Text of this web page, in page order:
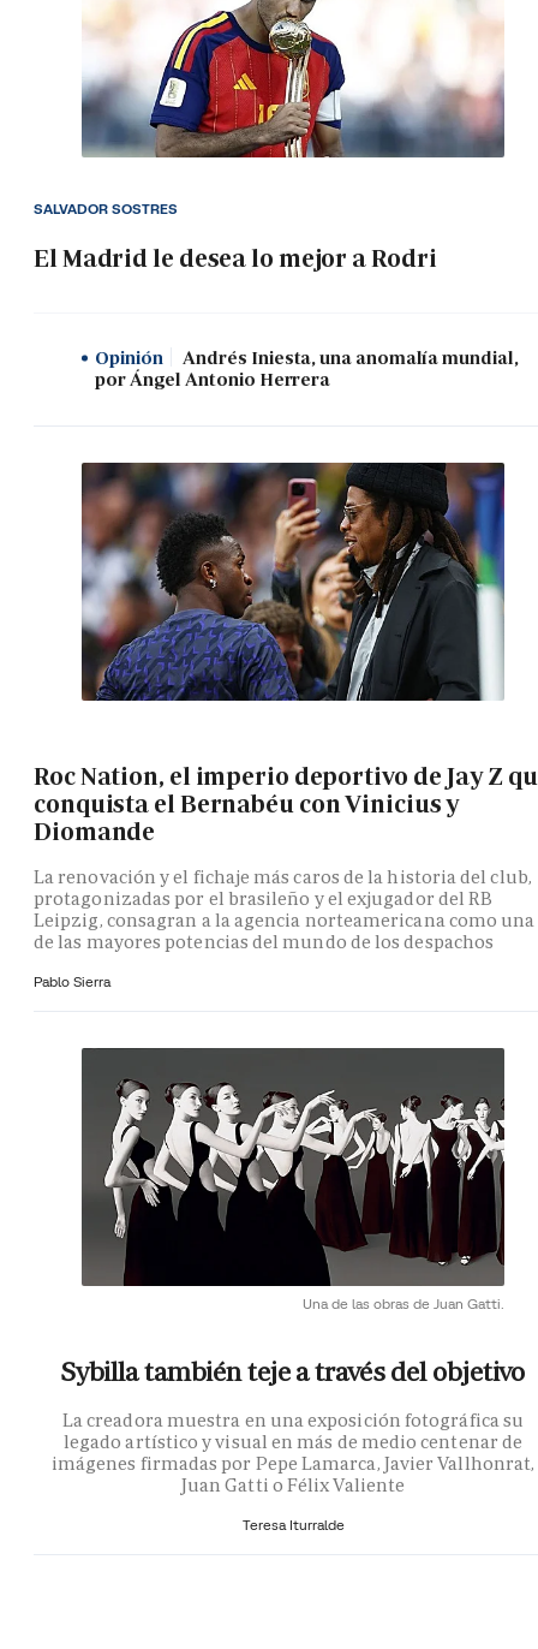
El Madrid le desea lo mejor a Rodri
SALVADOR SOSTRES
Opinión
Andrés Iniesta, una anomalía mundial,
por Ángel Antonio Herrera
Roc Nation, el imperio deportivo de Jay Z
conquista el Bernabéu con Vinicius y
Diomande
La renovación y el fichaje más caros de la historia del club,
protagonizadas por el brasileño y el exjugador del RB
Leipzig, consagran a la agencia norteamericana como una
de las mayores potencias del mundo de los despachos
Pablo Sierra
Una de las obras de Juan Gatti.
Sybilla también teje a través del objetivo
La creadora muestra en una exposición fotográfica su
legado artístico y visual en más de medio centenar de
imágenes firmadas por Pepe Lamarca, Javier Vallhonrat,
Juan Gatti o Félix Valiente
Teresa Iturralde